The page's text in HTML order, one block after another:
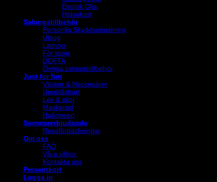
Eterisk Olja
Hälsokost
Salongstillbehör
Personlig Skyddsutrustning
Utsug
Lampor
För laser
DOFTA
Övriga salongstillbehör
Just for fun
Väskor & Neccesärer
Uppblåsbart
Lek & skoj
Maskerad
Halloween
Sommarerbjudande
Reseförpackningar
Om oss
FAQ
Våra villkor
Kontakta oss
Presentkort
Logga in